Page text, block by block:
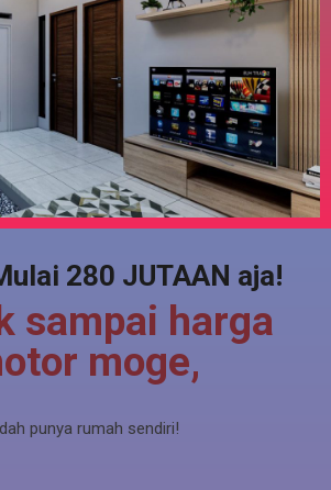
280 JUTAAN aja!
sampai harga
moge,
punya rumah sendiri!